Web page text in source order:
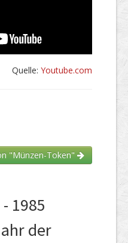
Quelle: Youtube.com
"Münzen-Token"
1985
der